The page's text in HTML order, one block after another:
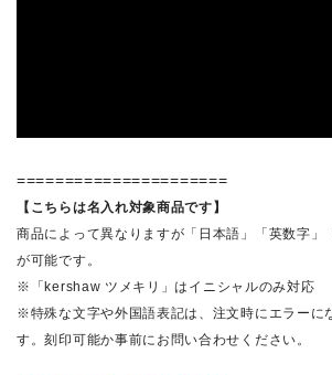
======================
【こちらは名入れ対象商品です】
商品によって異なりますが「日本語」「英数字」
が可能です。
※「kershaw ツメキリ」はイニシャルのみ対応
※特殊な文字や外国語表記は、注文時にエラーに
す。刻印可能か事前にお問い合わせください。